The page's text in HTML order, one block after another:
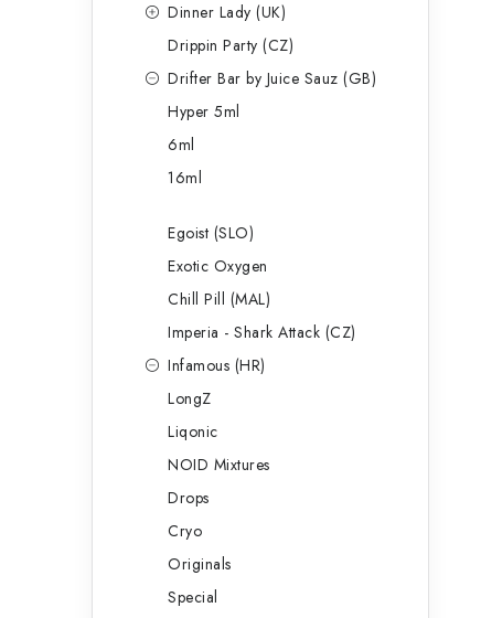
Dinner Lady (UK)
Drippin Party (CZ)
Drifter Bar by Juice Sauz (GB)
Hyper 5ml
6ml
16ml
Egoist (SLO)
Exotic Oxygen
Chill Pill (MAL)
Imperia - Shark Attack (CZ)
Infamous (HR)
LongZ
Liqonic
NOID Mixtures
Drops
Cryo
Originals
Special